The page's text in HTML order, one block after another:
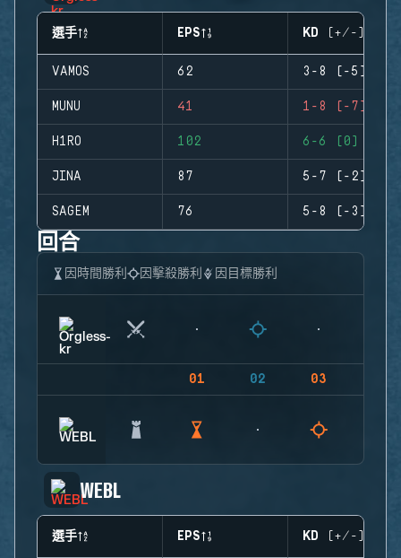
選手 EPS KD (+/-)
VAMOS 62 3-8 (-5)
MUNU 41 1-8 (-7)
H1RO 102 6-6 (0)
JINA 87 5-7 (-2)
SAGEM 76 5-8 (-3)
回合
因時間勝利 因擊殺勝利 因目標勝利
01 02 03
WEBL
選手 EPS KD (+/-)